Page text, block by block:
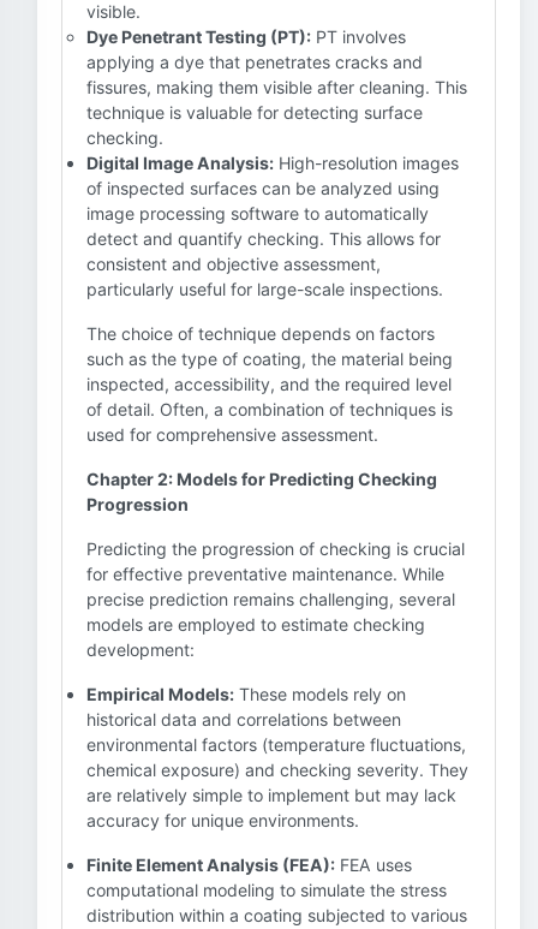
visible.
Dye Penetrant Testing (PT): PT involves
applying a dye that penetrates cracks and
fissures, making them visible after cleaning. This
technique is valuable for detecting surface
checking.
Digital Image Analysis: High-resolution images
of inspected surfaces can be analyzed using
image processing software to automatically
detect and quantify checking. This allows for
consistent and objective assessment,
particularly useful for large-scale inspections.
The choice of technique depends on factors
such as the type of coating, the material being
inspected, accessibility, and the required level
of detail. Often, a combination of techniques is
used for comprehensive assessment.
Chapter 2: Models for Predicting Checking
Progression
Predicting the progression of checking is crucial
for effective preventative maintenance. While
precise prediction remains challenging, several
models are employed to estimate checking
development:
Empirical Models: These models rely on
historical data and correlations between
environmental factors (temperature fluctuations,
chemical exposure) and checking severity. They
are relatively simple to implement but may lack
accuracy for unique environments.
Finite Element Analysis (FEA): FEA uses
computational modeling to simulate the stress
distribution within a coating subjected to various